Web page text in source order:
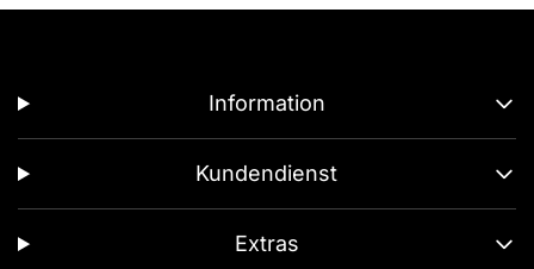
Information
Kundendienst
Extras